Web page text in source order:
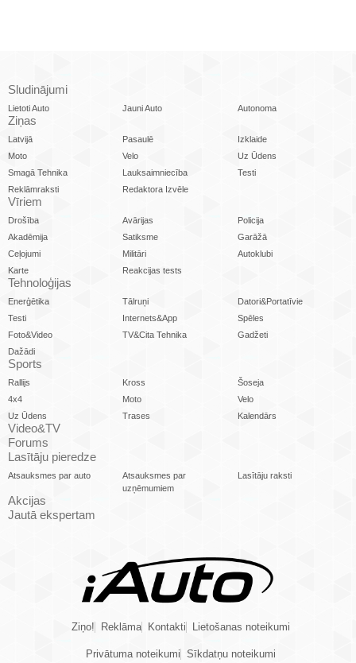
Sludinājumi
Lietoti Auto Jauni Auto Autonoma
Ziņas
Latvijā Pasaulē
Izklaide
Moto
Velo
Uz Ūdens
Smagā Tehnika
Lauksaimniecība
Testi
Reklāmraksti
Redaktora Izvēle
Vīriem
Drošība Avārijas
Policija
Akadēmija
Satiksme
Garāžā
Ceļojumi
Militāri
Autoklubi
Karte
Reakcijas tests
Tehnoloģijas
Enerģētika Tālruņi
Datori&Portatīvie
Testi
Internets&App
Spēles
Foto&Video
TV&Cita Tehnika
Gadžeti
Dažādi
Sports
Rallijs Kross
Šoseja
4x4
Moto
Velo
Uz Ūdens
Trases Kalendārs
Video&TV
Forums
Lasītāju pieredze
Atsauksmes par auto
Atsauksmes par
uzņēmumiem
Lasītāju raksti
Akcijas
Jautā ekspertam
Ziņo! Reklāma Kontakti Lietošanas noteikumi
Privātuma noteikumi Sīkdatņu noteikumi